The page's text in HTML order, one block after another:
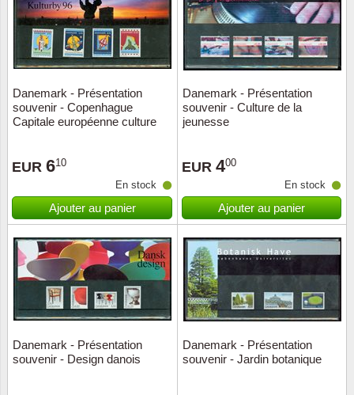
Danemark - Présentation
souvenir - Copenhague
Capitale européenne culture
EUR 610
En stock
Ajouter au panier
Danemark - Présentation
souvenir - Culture de la
jeunesse
EUR 400
En stock
Ajouter au panier
Danemark - Présentation
souvenir - Design danois
Danemark - Présentation
souvenir - Jardin botanique